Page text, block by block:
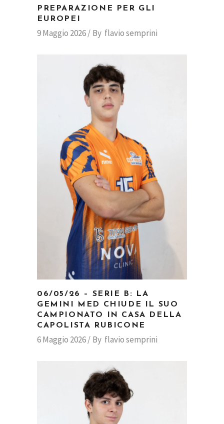
PREPARAZIONE PER GLI
EUROPEI
9 Maggio 2026 By flavio semprini
06/05/26 – SERIE B: LA
GEMINI MED CHIUDE IL SUO
CAMPIONATO IN CASA DELLA
CAPOLISTA RUBICONE
6 Maggio 2026 By flavio semprini